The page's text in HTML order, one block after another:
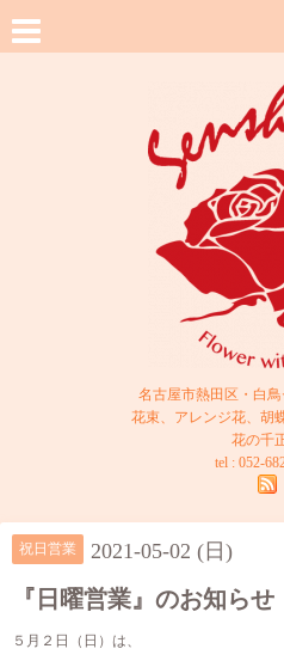
名古屋市熱田区・白鳥
花束、アレンジ花、胡
花の千
tel : 052-
祝日営業 2021-05-02 (日)
『日曜営業』のお知らせ
５月２日（日）は、